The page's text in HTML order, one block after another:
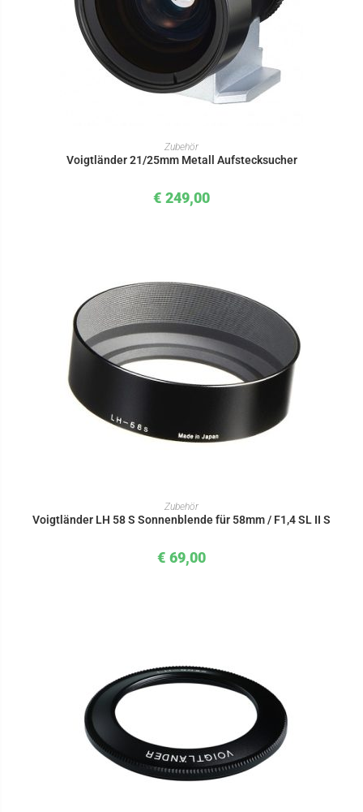
IN DEN WARENKORB
Zubehör
Voigtländer 21/25mm Metall Aufstecksucher
€ 249,00
IN DEN WARENKORB
Zubehör
Voigtländer LH 58 S Sonnenblende für 58mm / F1,4 SL II S
€ 69,00